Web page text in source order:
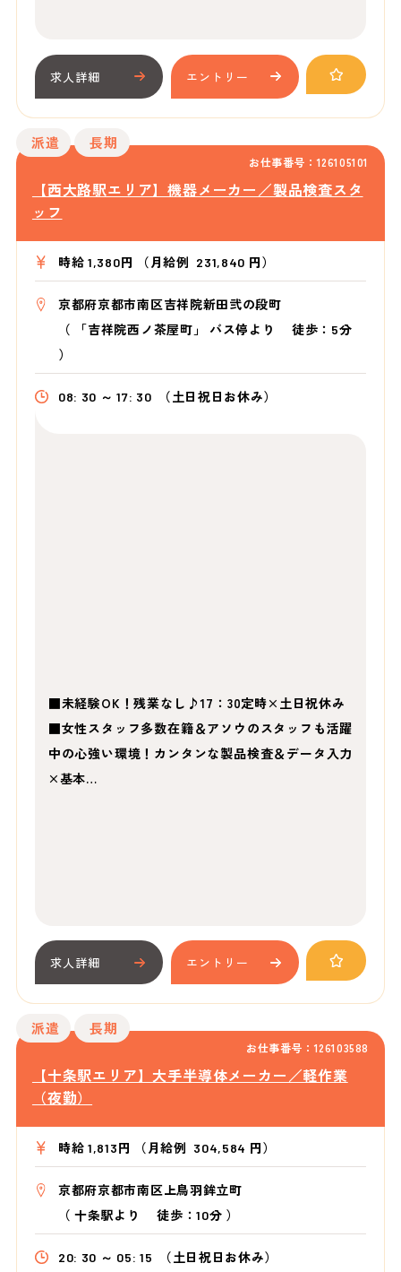
求人詳細 エントリー
お仕事番号：126105101
派遣 長期
【西大路駅エリア】機器メーカー／製品検査スタ
ッフ
時給 1,380円 （月給例 231,840 円）
京都府京都市南区吉祥院新田弐の段町
（
「吉祥院西ノ茶屋町」 バス停より 徒歩：5分
）
08: 30 ～ 17: 30 （土日祝日お休み）
■未経験OK！残業なし♪17：30定時×土日祝休み
■女性スタッフ多数在籍＆アソウのスタッフも活躍
中の心強い環境！カンタンな製品検査＆データ入力
×基本…
求人詳細 エントリー
お仕事番号：126103588
派遣 長期
【十条駅エリア】大手半導体メーカー／軽作業
（夜勤）
時給 1,813円 （月給例 304,584 円）
京都府京都市南区上鳥羽鉾立町
（十条駅より徒歩：10分 ）
20: 30 ～ 05: 15 （土日祝日お休み）